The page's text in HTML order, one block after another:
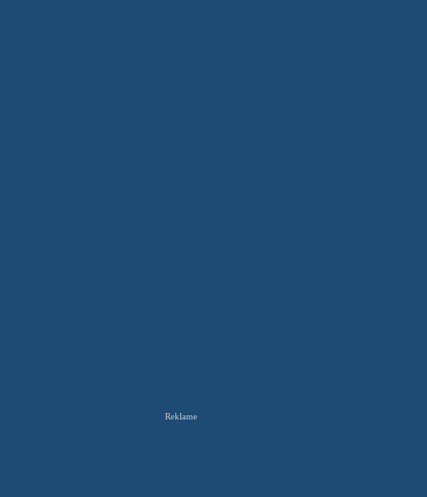
Reklame